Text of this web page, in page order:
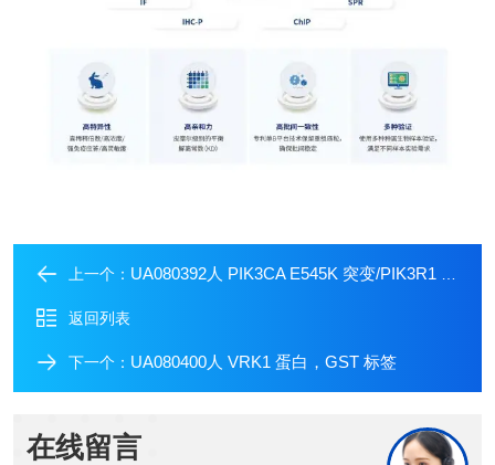
上一个： UA080392人 PIK3CA E545K 突变/PIK3R1 复合物蛋白
返回列表
下一个： UA080400人 VRK1 蛋白，GST 标签
在线留言